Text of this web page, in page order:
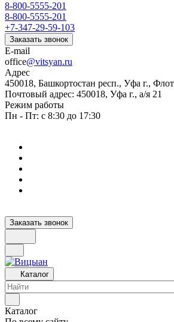
8-800-5555-201
8-800-5555-201
+7-347-29-59-103
Заказать звонок
E-mail
office@vitsyan.ru
Адрес
450018, Башкортостан респ., Уфа г.,
Почтовый адрес: 450018, Уфа г., а/я 21
Режим работы
Пн - Пт: с 8:30 до 17:30
Заказать звонок
Каталог
Каталог